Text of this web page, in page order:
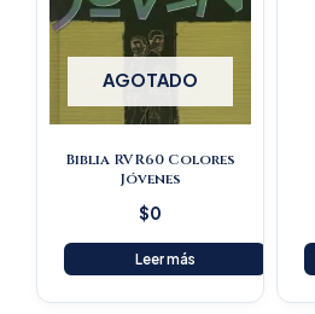
AGOTADO
Biblia RVR60 Colores
Jóvenes
$0
Leer más